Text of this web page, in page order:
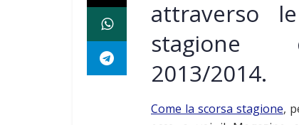
attraverso
stagione
2013/2014.
Come la scorsa stagione,